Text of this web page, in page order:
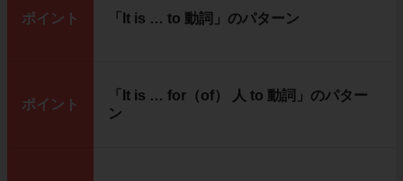
ポイント 「It is … to 動詞」のパターン
ポイント
「It is … for（of） 人 to 動詞」のパター
ン